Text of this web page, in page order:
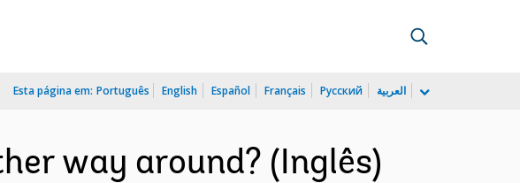
Esta página em: Português English Español Français Русский العربية
way around? (Inglês)